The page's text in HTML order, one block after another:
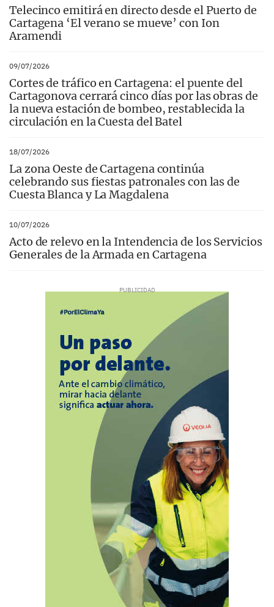
Telecinco emitirá en directo desde el Puerto de
Cartagena ‘El verano se mueve’ con Ion
Aramendi
09/07/2026
Cortes de tráfico en Cartagena: el puente del
Cartagonova cerrará cinco días por las obras de
la nueva estación de bombeo, restablecida la
circulación en la Cuesta del Batel
18/07/2026
La zona Oeste de Cartagena continúa
celebrando sus fiestas patronales con las de
Cuesta Blanca y La Magdalena
10/07/2026
Acto de relevo en la Intendencia de los Servicios
Generales de la Armada en Cartagena